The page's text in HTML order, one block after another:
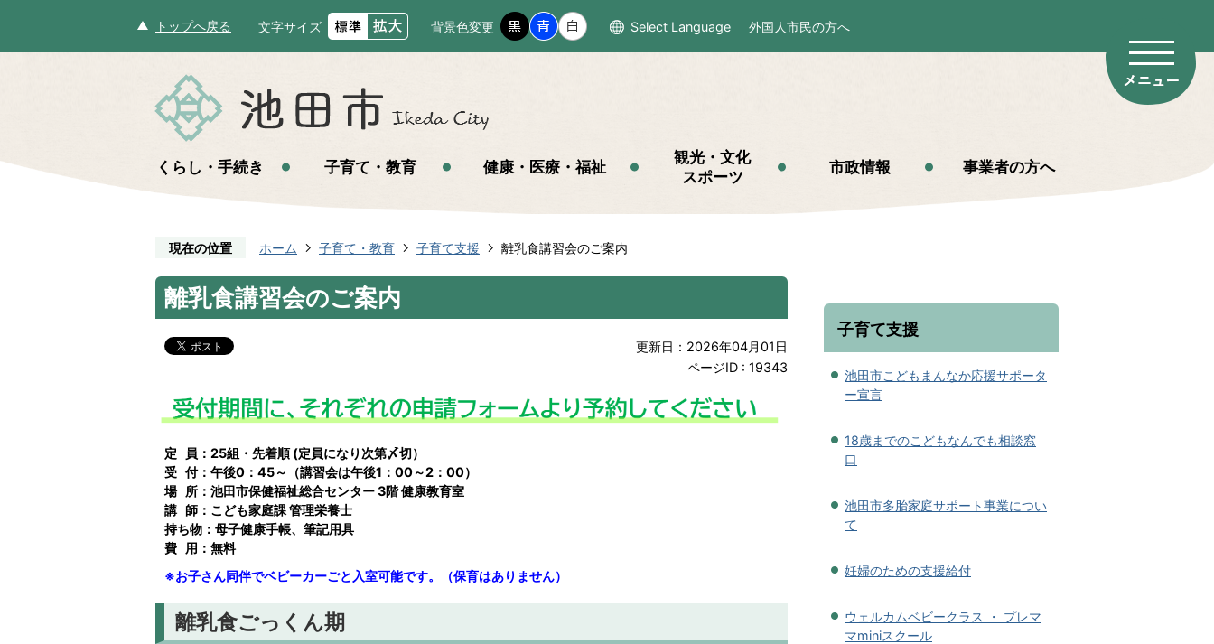
トップへ戻る 文字サイズ 背景色変更 Select Language 外国人市民の方へ
くらし・手続き 子育て・教育 健康・医療・福祉
観光・文化
スポーツ
市政情報 事業者の方へ
現在の位置 ホーム 子育て・教育 子育て支援 離乳食講習会のご案内
離乳食講習会のご案内
更新日：2026年04月01日
ページID : 19343
定 員：25組・先着順 (定員になり次第〆切）
受 付：午後0：45～（講習会は午後1：00～2：00）
場 所：池田市保健福祉総合センター 3階 健康教育室
講 師：こども家庭課 管理栄養士
持ち物：母子健康手帳、筆記用具
費 用：無料
※お子さん同伴でベビーカーごと入室可能です。（保育はありません）
離乳食ごっくん期
子育て支援
池田市こどもまんなか応援サポータ
ー宣言
18歳までのこどもなんでも相談窓
口
池田市多胎家庭サポート事業につい
て
妊婦のための支援給付
ウェルカムベビークラス ・ プレマ
マminiスクール